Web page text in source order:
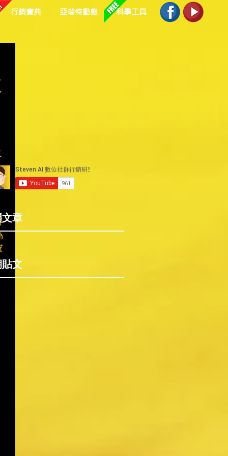
行銷寶典 亞瑞特動態 科學工具
章
文